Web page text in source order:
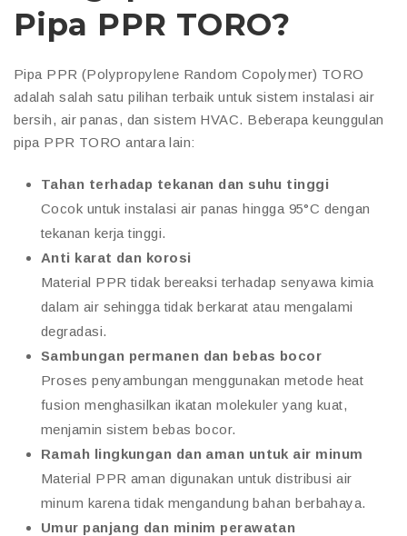
Pipa PPR TORO?
Pipa PPR (Polypropylene Random Copolymer) TORO
adalah salah satu pilihan terbaik untuk sistem instalasi air
bersih, air panas, dan sistem HVAC. Beberapa keunggulan
pipa PPR TORO antara lain:
Tahan terhadap tekanan dan suhu tinggi
Cocok untuk instalasi air panas hingga 95°C dengan
tekanan kerja tinggi.
Anti karat dan korosi
Material PPR tidak bereaksi terhadap senyawa kimia
dalam air sehingga tidak berkarat atau mengalami
degradasi.
Sambungan permanen dan bebas bocor
Proses penyambungan menggunakan metode heat
fusion menghasilkan ikatan molekuler yang kuat,
menjamin sistem bebas bocor.
Ramah lingkungan dan aman untuk air minum
Material PPR aman digunakan untuk distribusi air
minum karena tidak mengandung bahan berbahaya.
Umur panjang dan minim perawatan